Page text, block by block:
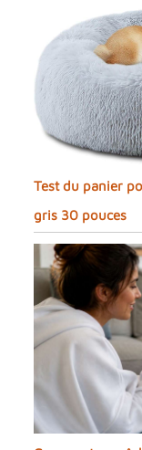
Test du panier
gris 30 pouces